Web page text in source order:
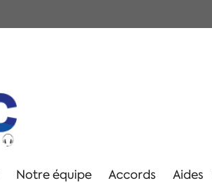
Notre équipe Accords Aides